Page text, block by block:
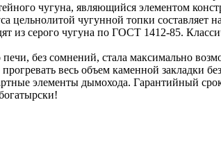
чугуна, являющийся элементом
цельнолитой чугунной топки
серого чугуна по ГОСТ 1412-85.
без сомнений, стала максимально
весь объем каменной закладки
элементы дымохода. Гарантийный